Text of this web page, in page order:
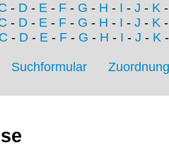
- D - E - F - G - H - I - J - K
- D - E - F - G - H - I - J - K
C - D- E- F- G - H - I - J - K
Suchformular